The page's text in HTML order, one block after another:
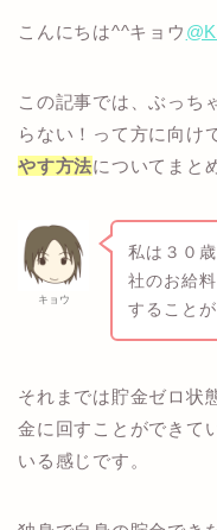
こんにちは^^キョウ
この記事では、ぶっち
らない！って方に向け
やす方法についてまと
キョウ
私は３０
社のお給
すること
それまでは貯金ゼロ状
金に回すことができて
いる感じです。